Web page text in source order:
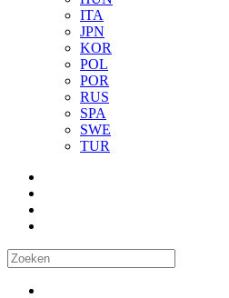
ITA
JPN
KOR
POL
POR
RUS
SPA
SWE
TUR